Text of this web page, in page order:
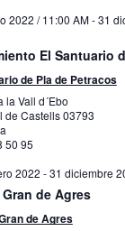
2022 / 11:00 AM-31
El Santuario
de Pla de Petracos
la Vall d´Ebo
de Castells03793
50 95
2022 -31 diciembre
de Agres
de Agres